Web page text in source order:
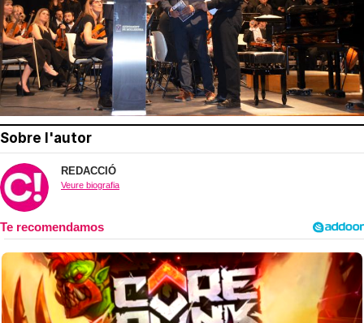
Sobre l'autor
REDACCIÓ
Veure biografia